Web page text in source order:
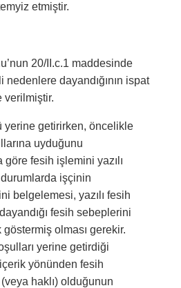
etmiştir.
20/II.c.1 maddesinde
nedenlere dayandığının ispat
verilmiştir.
yerine getirirken, öncelikle
uyduğunu
göre fesih işlemini yazılı
durumlarda işçinin
belgelemesi, yazılı fesih
fesih sebeplerini
olması gerekir.
yerine getirdiği
yönünden fesih
haklı) olduğunun